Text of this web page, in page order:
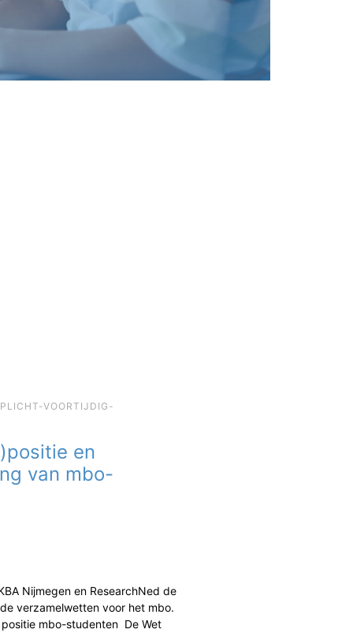
VOORTIJDIG-
en
van mbo-
Nijmegen en ResearchNed de
verzamelwetten voor het mbo.
mbo-studenten De Wet